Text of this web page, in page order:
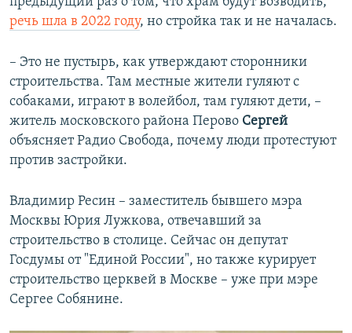
речь шла в 2022 году, но стройка так и не началась.
– Это не пустырь, как утверждают сторонники
строительства. Там местные жители гуляют с
собаками, играют в волейбол, там гуляют дети, –
житель московского района Перово Сергей
объясняет Радио Свобода, почему люди протестуют
против застройки.
Владимир Ресин – заместитель бывшего мэра
Москвы Юрия Лужкова, отвечавший за
строительство в столице. Сейчас он депутат
Госдумы от "Единой России", но также курирует
строительство церквей в Москве – уже при мэре
Сергее Собянине.